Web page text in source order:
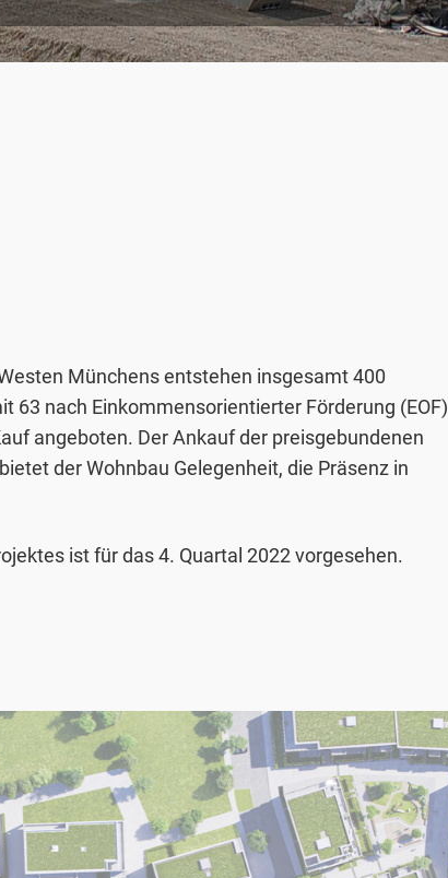
Münchens entstehen insgesamt 400
63 nach Einkommensorientierter Förderung (EOF)
angeboten. Der Ankauf der preisgebundenen
der Wohnbau Gelegenheit, die Präsenz in
ist für das 4. Quartal 2022 vorgesehen.